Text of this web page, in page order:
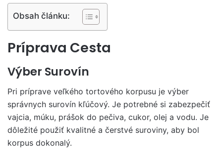
Obsah článku:
Príprava Cesta
Výber Surovín
Pri príprave veľkého tortového korpusu je výber
správnych surovín kľúčový. Je potrebné si zabezpečiť
vajcia, múku, prášok do pečiva, cukor, olej a vodu. Je
dôležité použiť kvalitné a čerstvé suroviny, aby bol
korpus dokonalý.